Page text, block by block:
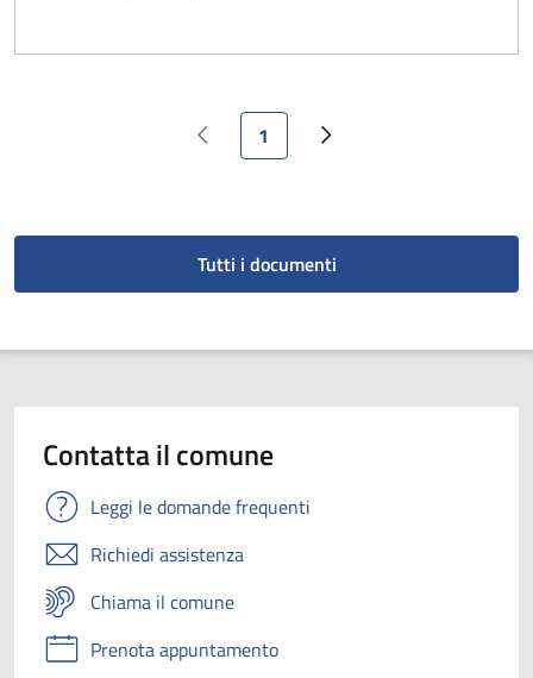
Pagina precedente
Pagina attuale
1 Pagina successiva
Tutti i documenti
Contatta il comune
Leggi le domande frequenti
Richiedi assistenza
Chiama il comune
Prenota appuntamento